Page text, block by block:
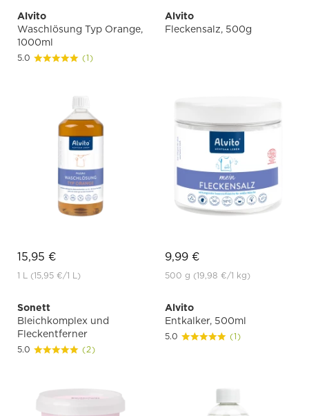
Alvito
Waschlösung Typ Orange,
1000ml
5.0 (1)
15,95 €
1 L (15,95 €/1 L)
Alvito
Fleckensalz, 500g
9,99 €
500 g (19,98 €/1 kg)
Sonett
Bleichkomplex und
Fleckentferner
5.0 (2)
Alvito
Entkalker, 500ml
5.0 (1)